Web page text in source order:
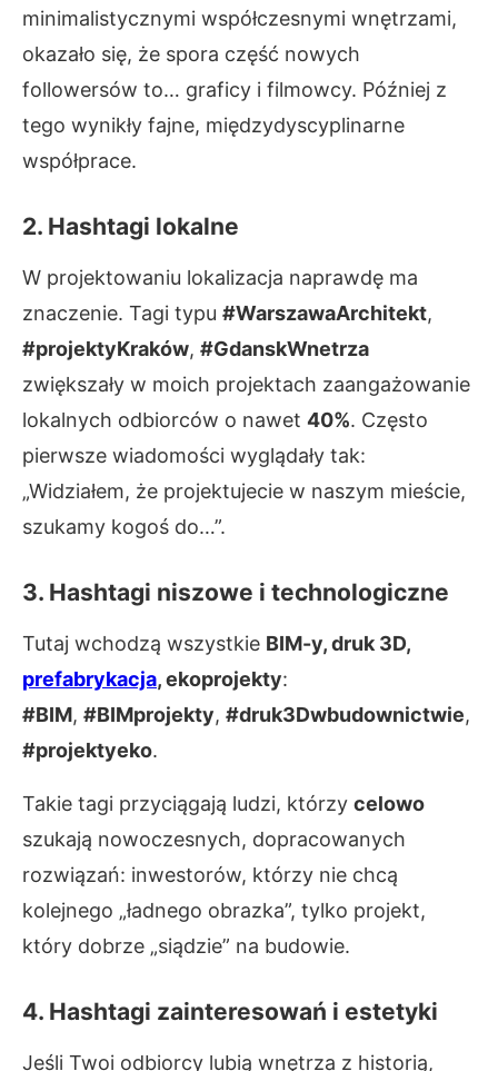
minimalistycznymi współczesnymi wnętrzami,
okazało się, że spora część nowych
followersów to… graficy i filmowcy. Później z
tego wynikły fajne, międzydyscyplinarne
współprace.
2. Hashtagi lokalne
W projektowaniu lokalizacja naprawdę ma
znaczenie. Tagi typu #WarszawaArchitekt,
#projektyKraków, #GdanskWnetrza
zwiększały w moich projektach zaangażowanie
lokalnych odbiorców o nawet 40%. Często
pierwsze wiadomości wyglądały tak:
„Widziałem, że projektujecie w naszym mieście,
szukamy kogoś do…”.
3. Hashtagi niszowe i technologiczne
Tutaj wchodzą wszystkie BIM-y, druk 3D,
prefabrykacja, ekoprojekty:
#BIM, #BIMprojekty, #druk3Dwbudownictwie,
#projektyeko.
Takie tagi przyciągają ludzi, którzy celowo
szukają nowoczesnych, dopracowanych
rozwiązań: inwestorów, którzy nie chcą
kolejnego „ładnego obrazka”, tylko projekt,
który dobrze „siądzie” na budowie.
4. Hashtagi zainteresowań i estetyki
Jeśli Twoi odbiorcy lubią wnętrza z historią,